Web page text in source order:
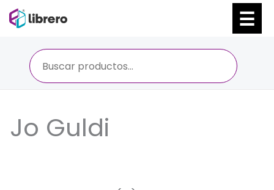
Jo Guldi